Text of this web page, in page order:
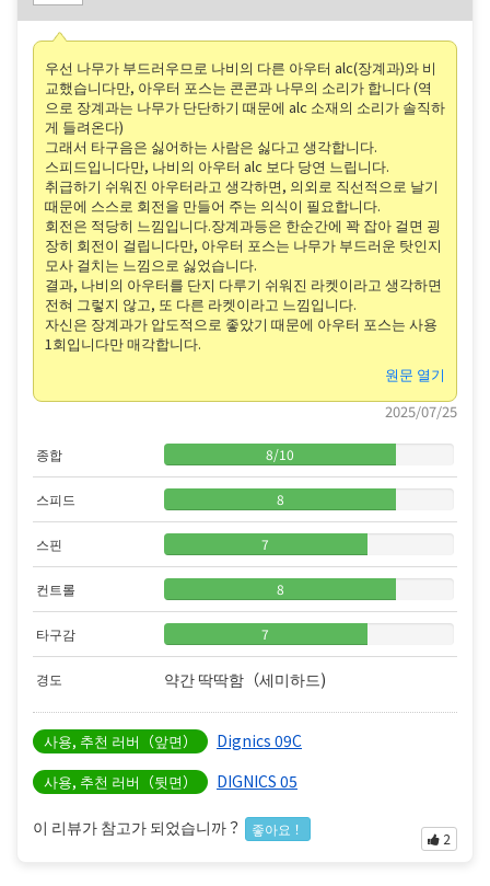
우선 나무가 부드러우므로 나비의 다른 아우터 alc(장계과)와 비
교했습니다만, 아우터 포스는 콘콘과 나무의 소리가 합니다 (역
으로 장계과는 나무가 단단하기 때문에 alc 소재의 소리가 솔직하
게 들려온다)
그래서 타구음은 싫어하는 사람은 싫다고 생각합니다.
스피드입니다만, 나비의 아우터 alc 보다 당연 느립니다.
취급하기 쉬워진 아우터라고 생각하면, 의외로 직선적으로 날기
때문에 스스로 회전을 만들어 주는 의식이 필요합니다.
회전은 적당히 느낌입니다.장계과등은 한순간에 꽉 잡아 걸면 굉
장히 회전이 걸립니다만, 아우터 포스는 나무가 부드러운 탓인지
모사 걸치는 느낌으로 싫었습니다.
결과, 나비의 아우터를 단지 다루기 쉬워진 라켓이라고 생각하면
전혀 그렇지 않고, 또 다른 라켓이라고 느낌입니다.
자신은 장계과가 압도적으로 좋았기 때문에 아우터 포스는 사용
1회입니다만 매각합니다.
원문 열기
2025/07/25
종합 8/10
스피드 8
스핀 7
컨트롤 8
타구감 7
경도 약간 딱딱함（세미하드)
사용, 추천 러버（앞면） Dignics 09C
사용, 추천 러버（뒷면） DIGNICS 05
이 리뷰가 참고가 되었습니까？ 좋아요！
2